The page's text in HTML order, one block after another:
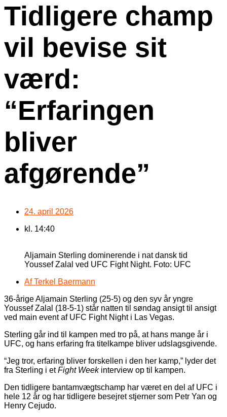
Tidligere champ
vil bevise sit
værd:
“Erfaringen
bliver
afgørende”
24. april 2026
kl. 14:40
Aljamain Sterling dominerende i nat dansk tid
Youssef Zalal ved UFC Fight Night. Foto: UFC
AfTerkel Baermann
36-årige Aljamain Sterling (25-5) og den syv år yngre
Youssef Zalal (18-5-1) står natten til søndag ansigt til ansigt
ved main event af UFC Fight Night i Las Vegas.
Sterling går ind til kampen med tro på, at hans mange år i
UFC, og hans erfaring fra titelkampe bliver udslagsgivende.
“Jeg tror, erfaring bliver forskellen i den her kamp,” lyder det
fra Sterling i etFight Weekinterview op til kampen.
Den tidligere bantamvægtschamp har været en del af UFC i
hele 12 år og har tidligere besejret stjerner som Petr Yan og
Henry Cejudo.